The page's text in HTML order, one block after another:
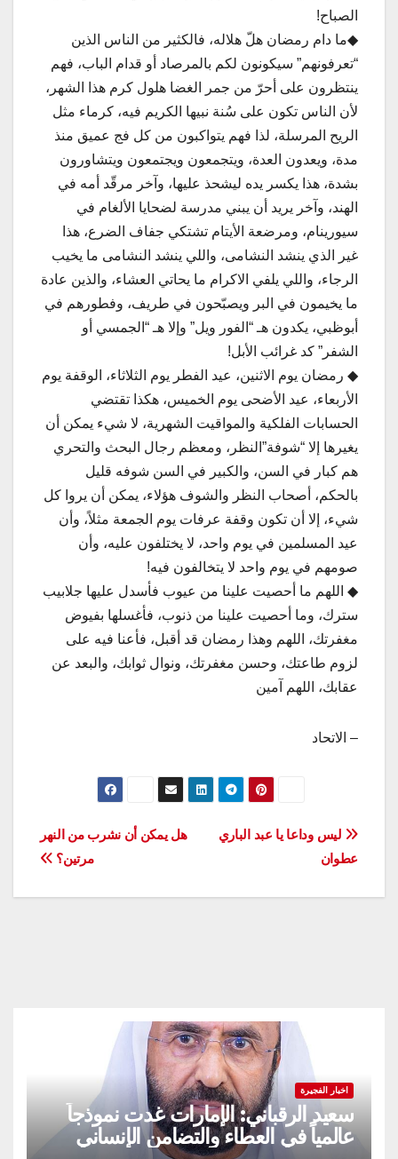
الصباح!
◆ما دام رمضان هلّ هلاله، فالكثير من الناس الذين
“تعرفونهم” سيكونون لكم بالمرصاد أو قدام الباب، فهم
ينتظرون على أحرّ من جمر الغضا هلول كرم هذا الشهر،
لأن الناس تكون على سُنة نبيها الكريم فيه، كرماء مثل
الريح المرسلة، لذا فهم يتواكبون من كل فج عميق منذ
مدة، ويعدون العدة، ويتجمعون ويجتمعون ويتشاورون
بشدة، هذا يكسر يده ليشحذ عليها، وآخر مرقّد أمه في
الهند، وآخر يريد أن يبني مدرسة لضحايا الألغام في
سيورينام، ومرضعة الأيتام تشتكي جفاف الضرع، هذا
غير الذي ينشد النشامى، واللي ينشد النشامى ما يخيب
الرجاء، واللي يلفي الاكرام ما يحاتي العشاء، والذين عادة
ما يخيمون في البر ويصبّحون في طريف، وفطورهم في
أبوظبي، يكدون هـ “الفور ويل” وإلا هـ “الجمسي أو
الشفر” كد غرائب الأبل!
◆ رمضان يوم الاثنين، عيد الفطر يوم الثلاثاء، الوقفة يوم
الأربعاء، عيد الأضحى يوم الخميس، هكذا تقتضي
الحسابات الفلكية والمواقيت الشهرية، لا شيء يمكن أن
يغيرها إلا “شوفة”النظر، ومعظم رجال البحث والتحري
هم كبار في السن، والكبير في السن شوفه قليل
بالحكم، أصحاب النظر والشوف هؤلاء، يمكن أن يروا كل
شيء، إلا أن تكون وقفة عرفات يوم الجمعة مثلاً، وأن
عيد المسلمين في يوم واحد، لا يختلفون عليه، وأن
صومهم في يوم واحد لا يتخالفون فيه!
◆ اللهم ما أحصيت علينا من عيوب فأسدل عليها جلابيب
سترك، وما أحصيت علينا من ذنوب، فأغسلها بفيوض
مغفرتك، اللهم وهذا رمضان قد أقبل، فأعنا فيه على
لزوم طاعتك، وحسن مغفرتك، ونوال ثوابك، والبعد عن
عقابك، اللهم آمين
– الاتحاد
تصفّح
المقالات
هل يمكن أن نشرب من النهر
مرتين؟
ليس وداعا يا عبد الباري
عطوان
اخبار الفجيرة
سعيد الرقباني: الإمارات غدت نموذجاً
عالمياً في العطاء والتضامن الإنساني